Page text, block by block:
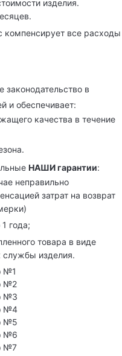
изделия.
компенсирует все расходы
в
и обеспечивает:
качества в течение
НАШИ гарантии:
неправильно
затрат на возврат
года;
товара в виде
службы изделия.